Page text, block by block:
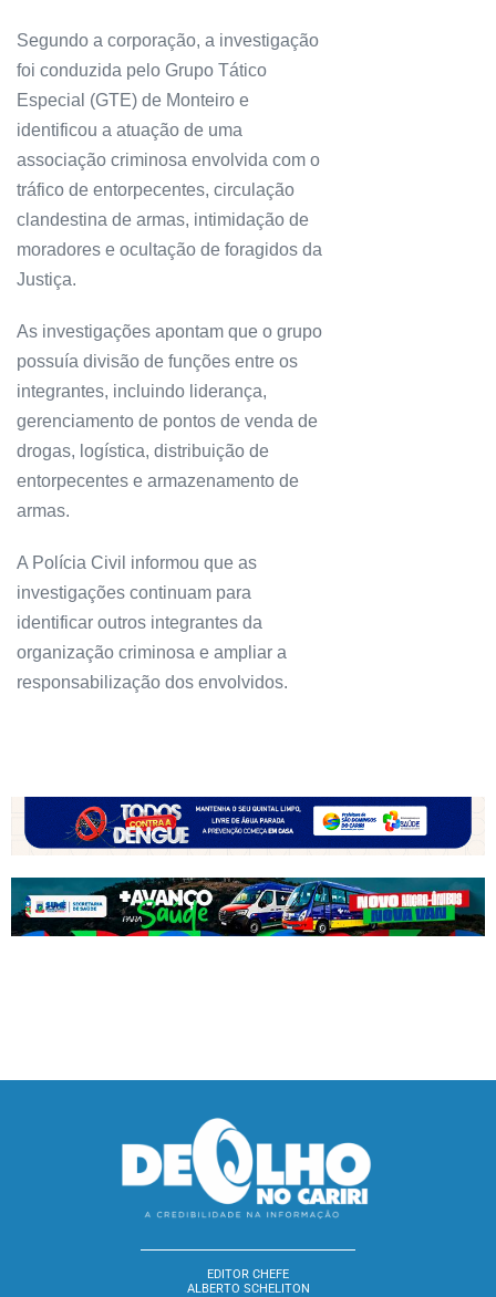
Segundo a corporação, a investigação
foi conduzida pelo Grupo Tático
Especial (GTE) de Monteiro e
identificou a atuação de uma
associação criminosa envolvida com o
tráfico de entorpecentes, circulação
clandestina de armas, intimidação de
moradores e ocultação de foragidos da
Justiça.
As investigações apontam que o grupo
possuía divisão de funções entre os
integrantes, incluindo liderança,
gerenciamento de pontos de venda de
drogas, logística, distribuição de
entorpecentes e armazenamento de
armas.
A Polícia Civil informou que as
investigações continuam para
identificar outros integrantes da
organização criminosa e ampliar a
responsabilização dos envolvidos.
EDITOR CHEFE
ALBERTO SCHELITON